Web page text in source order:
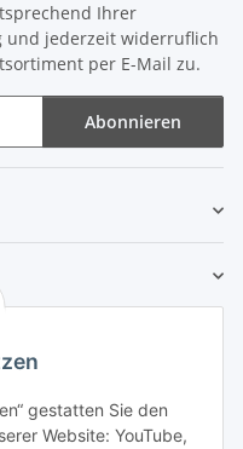
gestatten Sie den
Website: YouTube,
Ihrer
und jederzeit widerruflich
per E-Mail zu.
Abonnieren